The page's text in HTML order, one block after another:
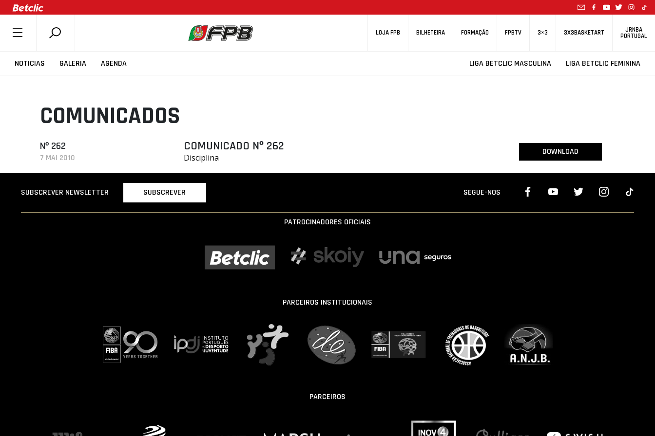
LOJA FPB BILHETEIRA FORMAÇÃO FPBTV 3×3 3X3BASKETART JRNBA
PORTUGAL
NOTICIAS GALERIA AGENDA LIGA BETCLIC MASCULINA LIGA BETCLIC FEMININA
SOBRE A FPB
COMPETIÇÕES
ASSOCIAÇÕES
CLUBES
AGENTES
SELEÇÕES
MINIBASQUETE
COMUNICADOS
Nº 262
7 MAI 2010
COMUNICADO Nº 262
Disciplina
DOWNLOAD
SUBSCREVER NEWSLETTER SUBSCREVER SEGUE-NOS
PATROCINADORES OFICIAIS
PARCEIROS INSTITUCIONAIS
PARCEIROS